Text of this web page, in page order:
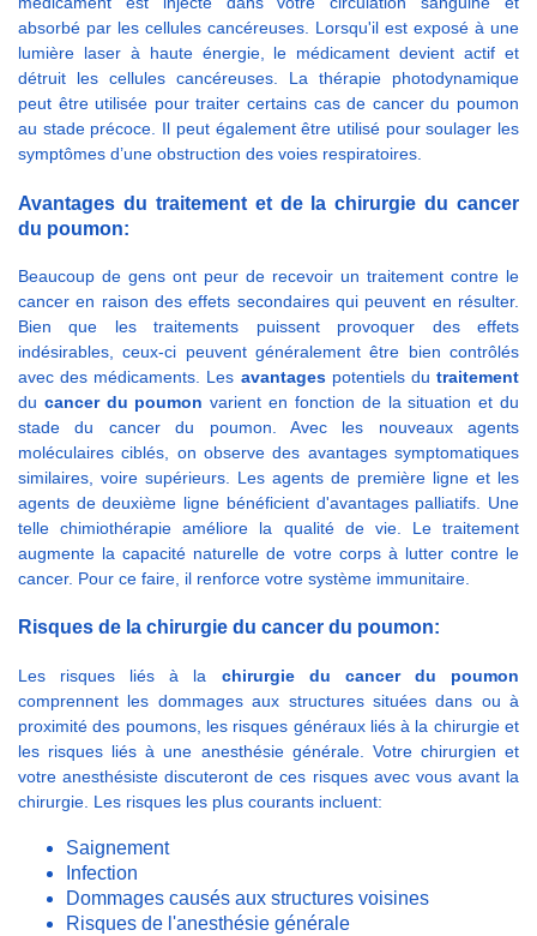
absorbé par les cellules cancéreuses. Lorsqu'il est exposé à une
lumière laser à haute énergie, le médicament devient actif et
détruit les cellules cancéreuses. La thérapie photodynamique
peut être utilisée pour traiter certains cas de cancer du poumon
au stade précoce. Il peut également être utilisé pour soulager les
symptômes d’une obstruction des voies respiratoires.
Avantages du traitement et de la chirurgie du cancer
du poumon:
Beaucoup de gens ont peur de recevoir un traitement contre le
cancer en raison des effets secondaires qui peuvent en résulter.
Bien que les traitements puissent provoquer des effets
indésirables, ceux-ci peuvent généralement être bien contrôlés
avec des médicaments. Les avantages potentiels dutraitement
du cancer du poumonvarient en fonction de la situation et du
stade du cancer du poumon. Avec les nouveaux agents
moléculaires ciblés, on observe des avantages symptomatiques
similaires, voire supérieurs. Les agents de première ligne et les
agents de deuxième ligne bénéficient d'avantages palliatifs. Une
telle chimiothérapie améliore la qualité de vie. Le traitement
augmente la capacité naturelle de votre corps à lutter contre le
cancer. Pour ce faire, il renforce votre système immunitaire.
Risques de la chirurgie du cancer du poumon:
Les risques liés à la chirurgie du cancer du poumon
comprennent les dommages aux structures situées dans ou à
proximité des poumons, les risques généraux liés à la chirurgie et
les risques liés à une anesthésie générale. Votre chirurgien et
votre anesthésiste discuteront de ces risques avec vous avant la
chirurgie. Les risques les plus courants incluent:
Saignement
Infection
Dommages causés aux structures voisines
Risques de l'anesthésie générale